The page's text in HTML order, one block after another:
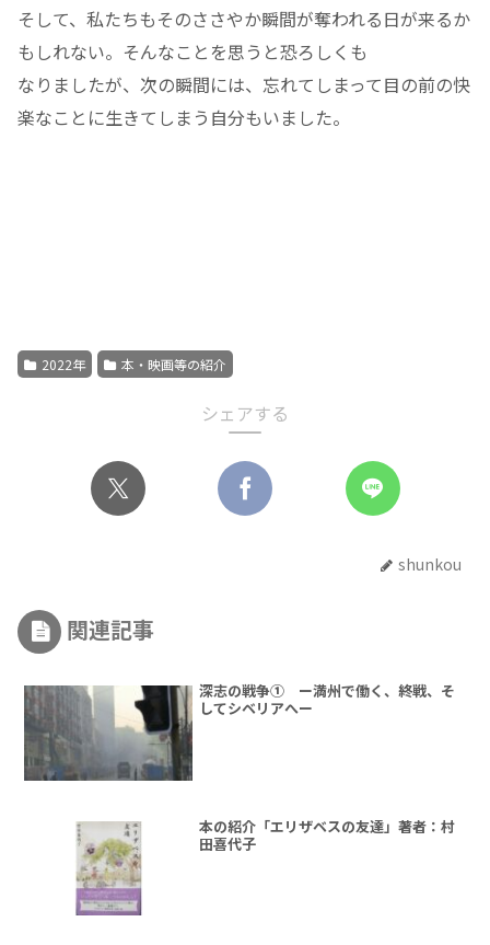
そして、私たちもそのささやか瞬間が奪われる日が来るか
もしれない。そんなことを思うと恐ろしくも
なりましたが、次の瞬間には、忘れてしまって目の前の快
楽なことに生きてしまう自分もいました。
2022年 本・映画等の紹介
シェアする
shunkou
関連記事
深志の戦争① ー満州で働く、終戦、そ
してシベリアへー
本の紹介「エリザベスの友達」著者：村
田喜代子